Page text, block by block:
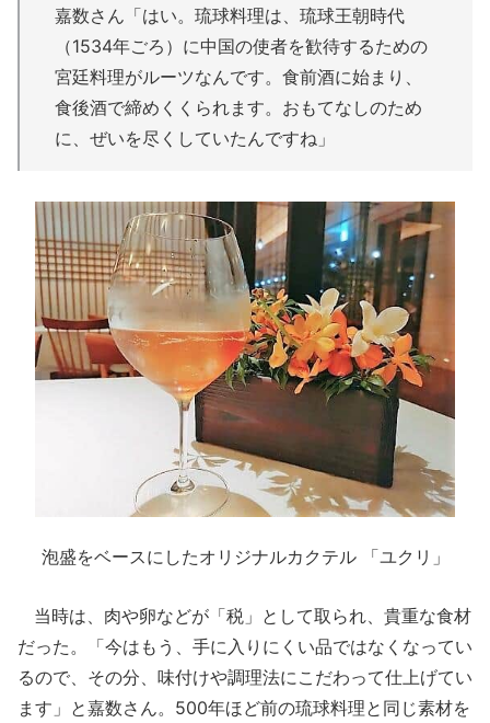
嘉数さん「はい。琉球料理は、琉球王朝時代
（1534年ごろ）に中国の使者を歓待するための
宮廷料理がルーツなんです。食前酒に始まり、
食後酒で締めくくられます。おもてなしのため
に、ぜいを尽くしていたんですね」
泡盛をベースにしたオリジナルカクテル 「ユクリ」
当時は、肉や卵などが「税」として取られ、貴重な食材
だった。「今はもう、手に入りにくい品ではなくなってい
るので、その分、味付けや調理法にこだわって仕上げてい
ます」と嘉数さん。500年ほど前の琉球料理と同じ素材を